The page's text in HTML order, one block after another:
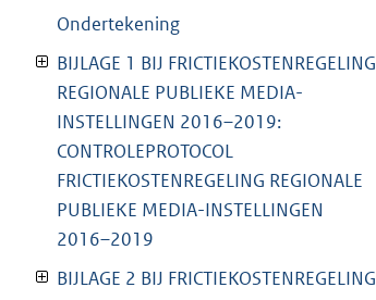
Ondertekening
BIJLAGE 1 BIJ FRICTIEKOSTENREGELING
REGIONALE PUBLIEKE MEDIA-
INSTELLINGEN 2016–2019:
CONTROLEPROTOCOL
FRICTIEKOSTENREGELING REGIONALE
PUBLIEKE MEDIA-INSTELLINGEN
2016–2019
BIJLAGE 2 BIJ FRICTIEKOSTENREGELING